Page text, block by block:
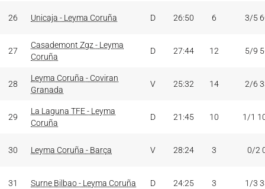
26 Unicaja - Leyma Coruña D 26:50 6 3/5
27
Casademont Zgz - Leyma
Coruña
D 27:44 12 5/9
28
Leyma Coruña - Coviran
Granada
V 25:32 14 2/6
29
La Laguna TFE - Leyma
Coruña
D 21:45 10 1/1
30 Leyma Coruña - Barça V 28:24 3 0/2
31 Surne Bilbao - Leyma Coruña D 24:25 3 1/3